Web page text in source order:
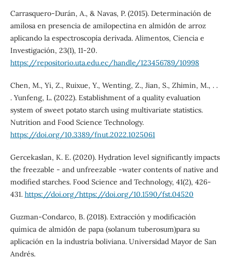
Carrasquero-Durán, A., & Navas, P. (2015). Determinación de
amilosa en presencia de amilopectina en almidón de arroz
aplicando la espectroscopía derivada. Alimentos, Ciencia e
Investigación, 23(1), 11-20.
https://repositorio.uta.edu.ec/handle/123456789/10998
Chen, M., Yi, Z., Ruixue, Y., Wenting, Z., Jian, S., Zhimin, M., . .
. Yunfeng, L. (2022). Establishment of a quality evaluation
system of sweet potato starch using multivariate statistics.
Nutrition and Food Science Technology.
https://doi.org/10.3389/fnut.2022.1025061
Gercekaslan, K. E. (2020). Hydration level significantly impacts
the freezable - and unfreezable -water contents of native and
modified starches. Food Science and Technology, 41(2), 426-
431. https://doi.org/https://doi.org/10.1590/fst.04520
Guzman-Condarco, B. (2018). Extracción y modificación
química de almidón de papa (solanum tuberosum)para su
aplicación en la industria boliviana. Universidad Mayor de San
Andrés.